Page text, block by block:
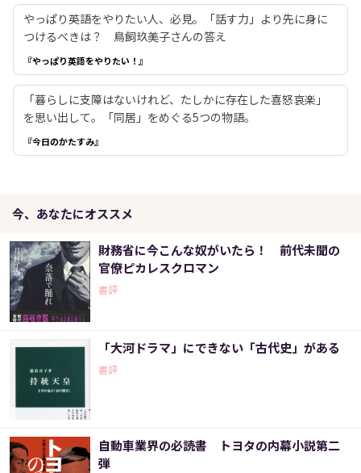
やっぱり英語をやりたい人、必見。「話す力」より先に身に
つけるべきは？ 鳥飼玖美子さんの答え
『やっぱり英語をやりたい！』
「暮らしに支障はないけれど、たしかに存在した喜怒哀楽」
を思い出して。「同居」をめぐる5つの物語。
『今日のかたすみ』
今、あなたにオススメ
財務省に今こんな奴がいたら！ 前代未聞の
官僚ピカレスクロマン
書評
「大河ドラマ」にできない「古代史」がある
書評
自動車業界の必読書 トヨタの内幕小説第二
弾